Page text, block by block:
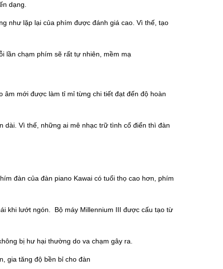
dạng.
như lặp lại của phím được đánh giá cao. Vì thế, tạo
lần chạm phím sẽ rất tự nhiên, mềm mạ
âm mới được làm tỉ mỉ từng chi tiết đạt đến độ hoàn
dài. Vì thế, những ai mê nhạc trữ tình cổ điển thì đàn
đàn của đàn piano Kawai có tuổi thọ cao hơn, phím
khi lướt ngón. Bộ máy Millennium III được cấu tạo từ
bị hư hại thường do va chạm gây ra.
gia tăng độ bền bỉ cho đàn